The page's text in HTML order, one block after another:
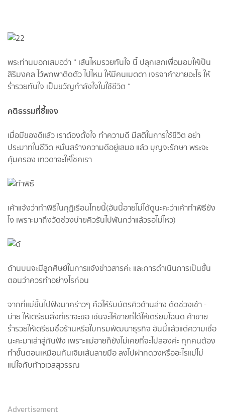
พระท่านบอกเสมอว่า “ เส้นไหมรวยทันใจ นี้ ปลุกเสกเพื่อมอบให้เป็น
สิริมงคล ไว้พกพาติดตัว ไปไหน ให้มีคนเมตตา เจรจาค้าขายอะไร ให้
ร่ำรวยทันใจ เป็นขวัญกำลังใจในใช้ชีวิต “
คติธรรมที่ชี้แจง
เมื่อมีของดีแล้ว เราต้องตั้งใจ ทำความดี มีสติในการใช้ชีวิต อย่า
ประมาทในชีวิต หมั่นสร้างความดีอยู่เสมอ แล้ว บุญจะรักษา พระจะ
คุ้มครอง เทวดาจะให้โชคเรา
เค้าแจ้งว่าทำพิธีในกุฏิเรือนไทยนี้(อันนี้อายไม่ได้ดูนะคะว่าเค้าทำพิธียัง
ไง เพราะมาถึงวัดช่วงบ่ายคิวรันไปพันกว่าแล้วรอไม่ไหว)
ด้านบนจะมีลูกศิษย์ในการแจ้งข่าวสารค่ะ และการดำเนินการเป็นขั้น
ตอนว่าควรทำอย่างไรก่อน
จากที่แม่ขึ้นไปฟังมาคร่าวๆ คือให้รับบัตรคิวด้านล่าง ตัดช่วงเช้า -
บ่าย ให้เตรียมสิ่งที่เราจะขอ เช่นจะให้ขายที่ได้ให้เตรียมโฉนด ค้าขาย
ร่ำรวยให้เตรียมชื่อร้านหรือใบกรมพัฒนาธุรกิจ อันนี้แล้วแต่ความเชื่อ
นะคะมาเล่าสู่กันฟัง เพราะแม่อายก็ยังไม่เคยที่จะไปลองค่ะ ทุกคนต้อง
ทำขั้นตอนเหมือนกันเจิมเส้นลายมือ ลงไปฝากดวงหรืออะไรแม่ไม่
แน่ใจกับท้าวเวสสุวรรณ
Advertisement